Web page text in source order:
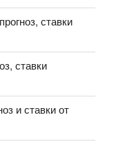
ставки
ставки
и ставки от